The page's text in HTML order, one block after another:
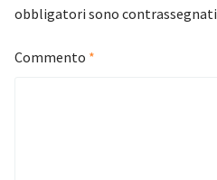
obbligatori sono contrassegnati
Commento *